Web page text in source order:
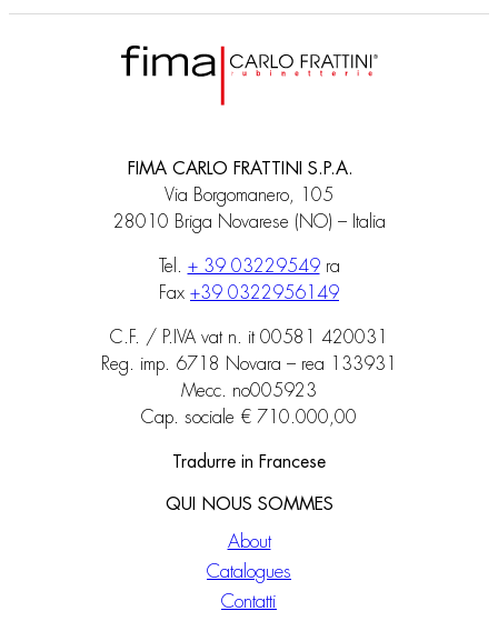
FIMA CARLO FRATTINI S.P.A.
Via Borgomanero, 105
28010 Briga Novarese (NO) – Italia
Tel. + 39 03229549ra
Fax +39 0322956149
C.F. / P.IVA vat n. it 00581 420031
Reg. imp. 6718 Novara – rea 133931
Mecc. no005923
Cap. sociale € 710.000,00
Tradurre in Francese
QUI NOUS SOMMES
About
Catalogues
Contatti